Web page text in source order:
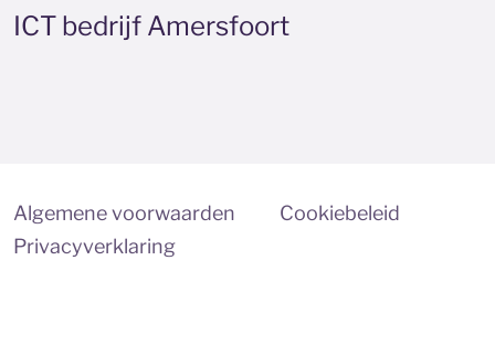
ICT bedrijf Amersfoort
Algemene voorwaarden
Cookiebeleid
Privacyverklaring